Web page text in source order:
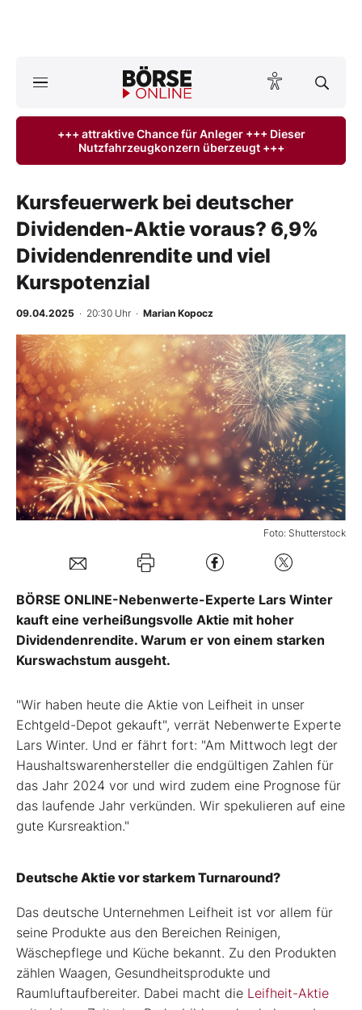
ktuelle Ausgabe BÖRSE ONLINE lesen
Anlageprodukte
Finanz-Check
BO-Musterdepots
Experten
Mein B:O
Mein Konto
Folgen Sie uns
Kontakt
+++ attraktive Chance für Anleger +++ Dieser
Nutzfahrzeugkonzern überzeugt +++
Kursfeuerwerk bei deutscher
Dividenden-Aktie voraus? 6,9%
Dividendenrendite und viel
Kurspotenzial
09.04.2025 · 20:30 Uhr · Marian Kopocz
Foto: Shutterstock
BÖRSE ONLINE-Nebenwerte-Experte Lars Winter
kauft eine verheißungsvolle Aktie mit hoher
Dividendenrendite. Warum er von einem starken
Kurswachstum ausgeht.
"Wir haben heute die Aktie von Leifheit in unser
Echtgeld-Depot gekauft", verrät Nebenwerte Experte
Lars Winter. Und er fährt fort: "Am Mittwoch legt der
Haushaltswarenhersteller die endgültigen Zahlen für
das Jahr 2024 vor und wird zudem eine Prognose für
das laufende Jahr verkünden. Wir spekulieren auf eine
gute Kursreaktion."
Deutsche Aktie vor starkem Turnaround?
Das deutsche Unternehmen Leifheit ist vor allem für
seine Produkte aus den Bereichen Reinigen,
Wäschepflege und Küche bekannt. Zu den Produkten
zählen Waagen, Gesundheitsprodukte und
Raumluftaufbereiter. Dabei macht die Leifheit-Aktie